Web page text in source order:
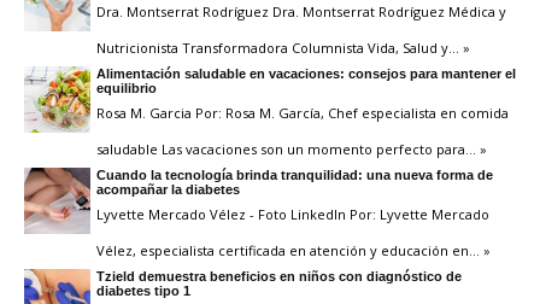
Dra. Montserrat Rodríguez Dra. Montserrat Rodríguez Médica y
Nutricionista Transformadora Columnista Vida, Salud y … »
Alimentación saludable en vacaciones: consejos para mantener el
equilibrio
Rosa M. Garcia Por: Rosa M. García, Chef especialista en comida
saludable Las vacaciones son un momento perfecto para … »
Cuando la tecnología brinda tranquilidad: una nueva forma de
acompañar la diabetes
Lyvette Mercado Vélez - Foto LinkedIn Por: Lyvette Mercado
Vélez, especialista certificada en atención y educación en … »
Tzield demuestra beneficios en niños con diagnóstico de
diabetes tipo 1